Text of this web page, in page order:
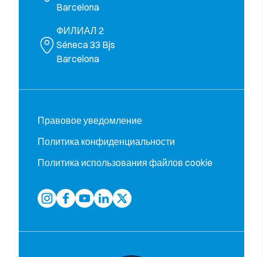
Barcelona
ФИЛИАЛ 2
Séneca 33 Bjs
Barcelona
Правовое уведомление
Политика конфиденциальности
Политика использования файлов cookie